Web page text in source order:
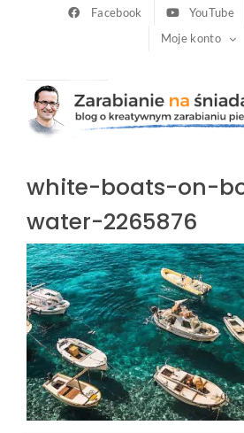
Facebook YouTube
Moje konto
white-boats-on-
water-2265876